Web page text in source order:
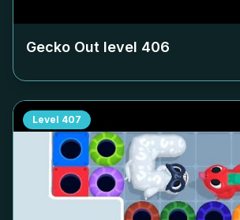
Gecko Out level 406
Level 407